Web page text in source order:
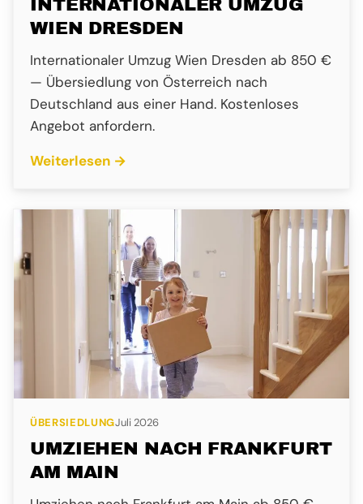
INTERNATIONALER UMZUG
WIEN DRESDEN
Internationaler Umzug Wien Dresden ab 850 €
— Übersiedlung von Österreich nach
Deutschland aus einer Hand. Kostenloses
Angebot anfordern.
Weiterlesen →
ÜBERSIEDLUNGJuli 2026
UMZIEHEN NACH FRANKFURT
AM MAIN